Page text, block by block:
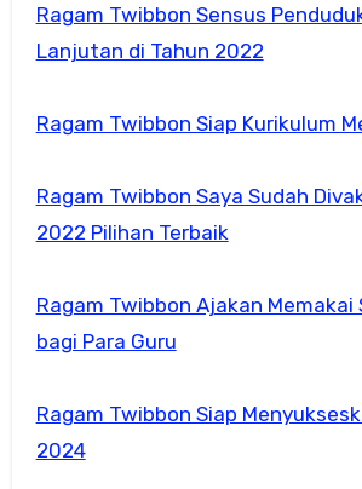
Ragam Twibbon Sensus
Lanjutan di Tahun 2022
Ragam Twibbon Siap Kurikulum
Ragam Twibbon Saya Sudah
2022 Pilihan Terbaik
Ragam Twibbon Ajakan Memakai
bagi Para Guru
Ragam Twibbon Siap
2024